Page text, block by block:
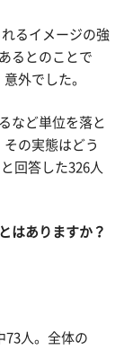
るイメージの強
るとのことで
外でした。
など単位を落と
の実態はどう
回答した326人
はありますか？
73人。全体の